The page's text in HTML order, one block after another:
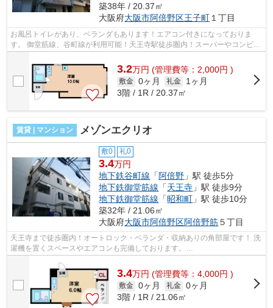
築38年 / 20.37㎡
大阪府大阪市阿倍野区王子町 １丁目
お風呂トイレがあり、ベランダもあります！エアコン付きになっておりま
す。 御堂筋線、谷町線が利用可能！天王寺駅徒歩圏内！スーパーやコンビニ
も近くにあります。 ■□■□■□■□■□■□■□■...
3.2万円 (管理費等：2,000円 )
敷金 0ヶ月 礼金
1ヶ月
3階 / 1R / 20.37㎡
賃貸 | マンション メゾンエクリオ
敷0 礼0
3.4万円
地下鉄谷町線 「阿倍野 」駅 徒歩5分
地下鉄御堂筋線 「天王寺 」駅 徒歩9分
地下鉄御堂筋線 「昭和町 」駅 徒歩10分
築32年 / 21.06㎡
大阪府大阪市阿倍野区阿倍野筋５丁目
天王寺まで徒歩圏内！オートロック・ベランダ・収納ありの角部屋です！ 洗
濯機を置くスペースやエアコンも完備しております。
3.4万円 (管理費等：4,000円 )
敷金 0ヶ月 礼金 0ヶ月
3階 / 1R / 21.06㎡